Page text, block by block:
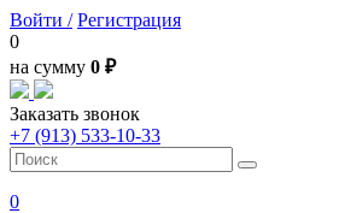
Войти / Регистрация
0
на сумму 0 ₽
Заказать звонок
+7 (913) 533-10-33
0